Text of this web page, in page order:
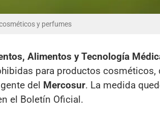
y perfumes
Alimentos y Tecnología
para productos cosméticos,
del Mercosur. La medida
el Boletín Oficial.